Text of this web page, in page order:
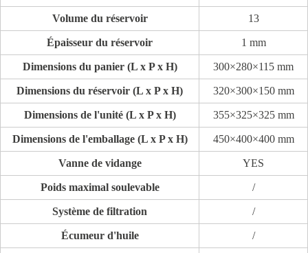
Volume du réservoir 13
Épaisseur du réservoir 1 mm
Dimensions du panier (L x P x H) 300×280×115 mm
Dimensions du réservoir (L x P x H) 320×300×150 mm
Dimensions de l'unité (L x P x H) 355×325×325 mm
Dimensions de l'emballage (L x P x H) 450×400×400 mm
Vanne de vidange YES
Poids maximal soulevable /
Système de filtration /
Écumeur d'huile /